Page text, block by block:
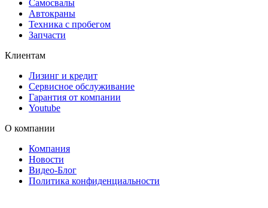
Самосвалы
Автокраны
Техника с пробегом
Запчасти
Клиентам
Лизинг и кредит
Сервисное обслуживание
Гарантия от компании
Youtube
О компании
Компания
Новости
Видео-Блог
Политика конфиденциальности